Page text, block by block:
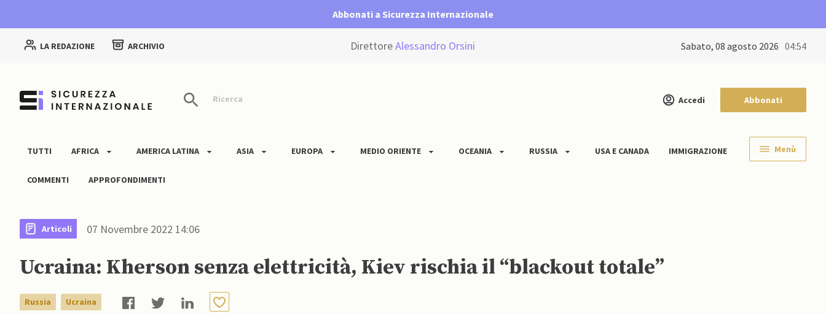
Abbonati a Sicurezza Internazionale
LA REDAZIONE ARCHIVIO DirettoreAlessandro Orsini sabato, 08 agosto 2026 04:54
Ricerca Accedi Abbonati
TUTTI AFRICA AMERICA LATINA ASIA EUROPA MEDIO ORIENTE OCEANIA RUSSIA USA E CANADA IMMIGRAZIONE
COMMENTI APPROFONDIMENTI
Menù
Articoli 07 Novembre 2022 14:06
Ucraina: Kherson senza elettricità, Kiev rischia il “blackout totale”
Russia Ucraina